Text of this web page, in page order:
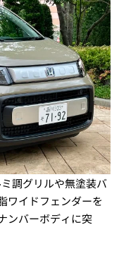
調グリルや無塗装バ
ワイドフェンダーを
ンバーボディに突